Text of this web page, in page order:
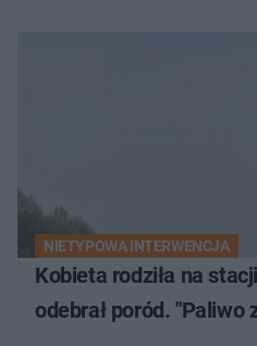
NIETYPOWA INTERWENCJA
Kobieta rodziła na
odebrał poród. "Paliwo